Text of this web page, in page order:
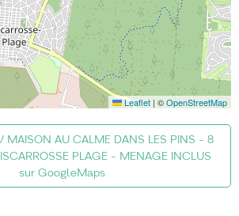
Leaflet | ©OpenStreetMap
MAISON AU CALME DANS LES PINS - 8
PLAGE - MENAGE INCLUS
sur GoogleMaps